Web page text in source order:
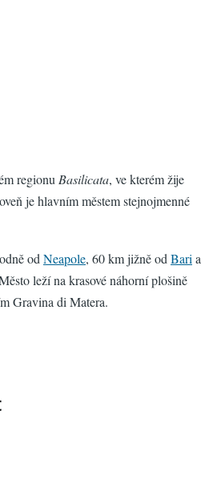
regionuBasilicata, ve kterém žije
je hlavním městem stejnojmenné
odNeapole, 60 km jižně odBaria
leží na krasové náhorní plošině
Gravina di Matera.